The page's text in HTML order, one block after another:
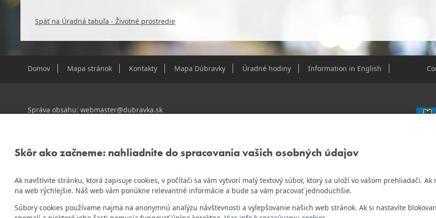
Skôr ako začneme: nahliadnite do spracovania vašich osobných údajov
Ak navštívite stránku, ktorá zapisuje cookies, v počítači sa vám vytvorí malý textový súbor, ktorý sa uloží vo vašom prehliadači.
na web rýchlejšie. Náš web vám ponúkne relevantné informácie a bude sa vám pracovať jednoduchšie.
Súbory cookies používame najmä na anonymnú analýzu návštevnosti a vylepšovanie našich web stránok. Ak si nastavíte
Späť na Úradná tabuľa - Životné prostredie
Domov Mapa stránok Kontakty Mapa Dúbravky Úradné hodiny Information in English
Správa obsahu: webmaster@dubravka.sk
Naša mestská časť získala 3. miesto v súťažiZlatyErb.sk
o najlepšiu internetovú stránku samospráv za
IČ
Číslo